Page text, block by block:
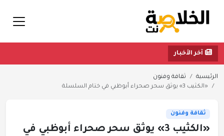
آخر الأخبار
الرئيسية
ثقافة وفنون
«الكثيب 3» يوثق سحر صحراء أبوظبي في ختام السلسلة
ثقافة وفنون
«الكثيب 3» يوثق سحر صحراء أبوظبي في